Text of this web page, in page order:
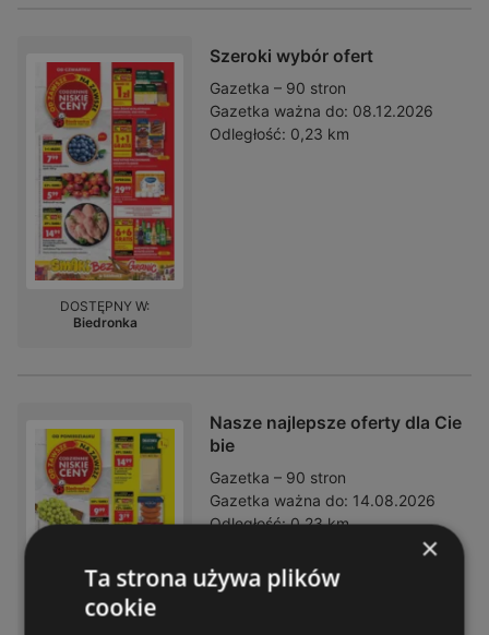
Szeroki wybór ofert
Gazetka – 90 stron
Gazetka ważna do: 08.12.2026
Odległość: 0,23 km
DOSTĘPNY W:
Biedronka
Nasze najlepsze oferty dla Cie
bie
Gazetka – 90 stron
Gazetka ważna do: 14.08.2026
Odległość: 0,23 km
×
Ta strona używa plików
cookie